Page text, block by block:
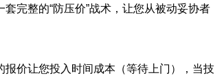
完整的“防压价”战术，让您从被动妥协者
价让您投入时间成本（等待上门），当技